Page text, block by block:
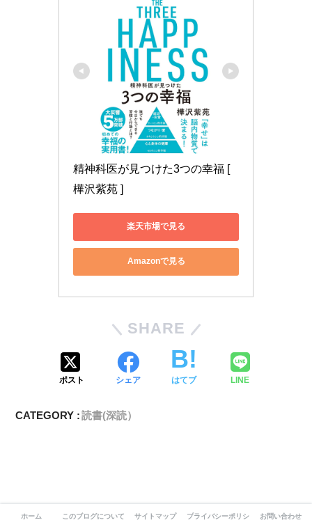
精神科医が見つけた3つの幸福 [
樺沢紫苑 ]
楽天市場で見る
Amazonで見る
SHARE
ポスト シェア はてブ LINE
CATEGORY :読書(深読）
ホーム このブログについて-自分らしさを求めて
サイトマップ プライバシーポリシー お問い合わせ